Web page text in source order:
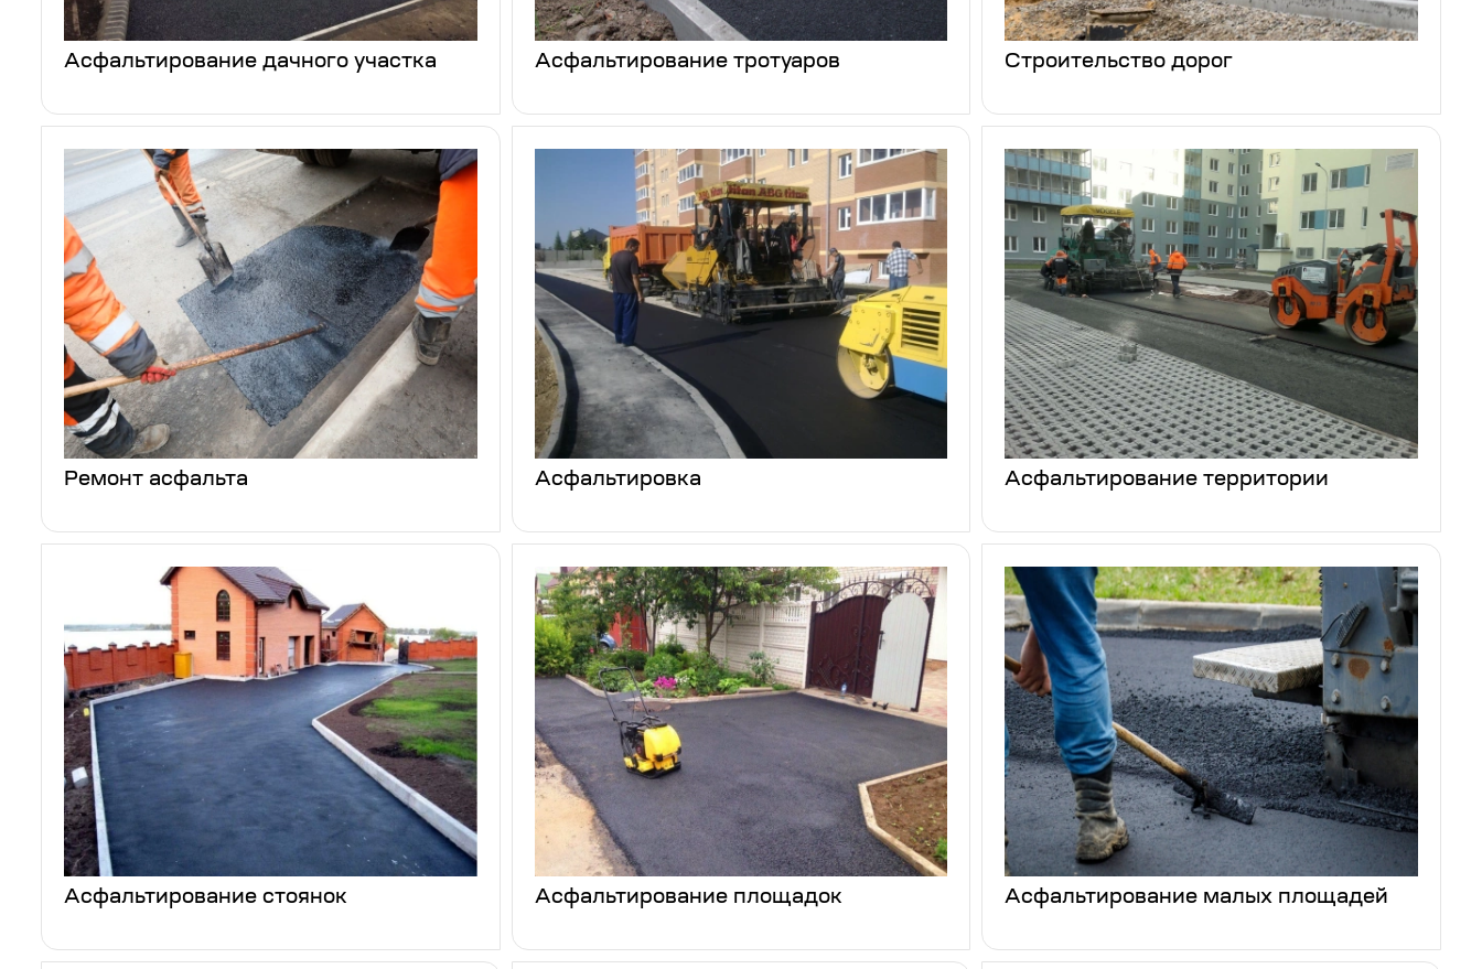
Асфальтирование дачного участка Асфальтирование тротуаров Строительство дорог
Ремонт асфальта Асфальтировка Асфальтирование территории
Асфальтирование стоянок Асфальтирование площадок Асфальтирование малых площадей